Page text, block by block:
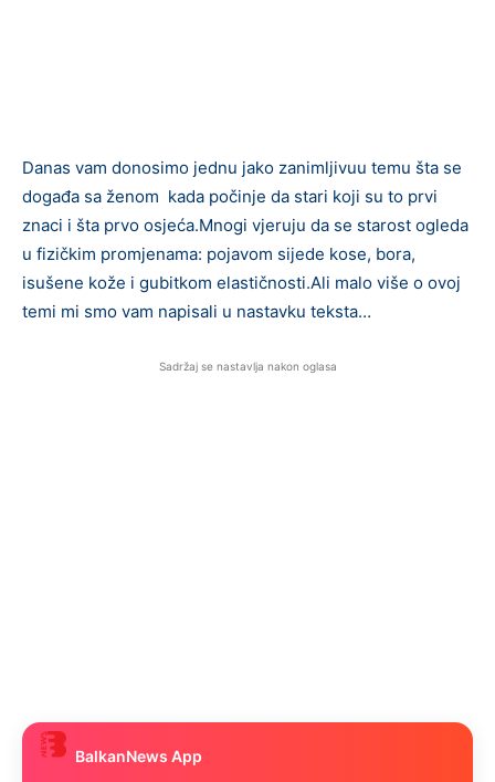
Danas vam donosimo jednu jako zanimljivuu temu šta se
događa sa ženom kada počinje da stari koji su to prvi
znaci i šta prvo osjeća.Mnogi vjeruju da se starost ogleda
u fizičkim promjenama: pojavom sijede kose, bora,
isušene kože i gubitkom elastičnosti.Ali malo više o ovoj
temi mi smo vam napisali u nastavku teksta…
Sadržaj se nastavlja nakon oglasa
BalkanNews App